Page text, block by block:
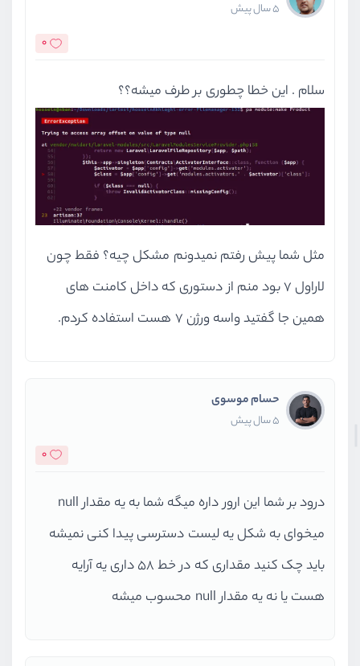
5 سال پیش
0
سلام . این خطا چطوری بر طرف میشه؟؟
مثل شما پیش رفتم نمیدونم مشکل چیه؟ فقط چون
لاراول ۷ بود منم از دستوری که داخل کامنت های
همین جا گفتید واسه ورژن ۷ هست استفاده کردم.
حسام موسوی
5 سال پیش
0
درود بر شما این ارور داره میگه شما به یه مقدار null
میخوای به شکل یه لیست دسترسی پیدا کنی نمیشه
باید چک کنید مقداری که در خط ۵۸ داری یه آرایه
هست یا نه یه مقدار null محسوب میشه